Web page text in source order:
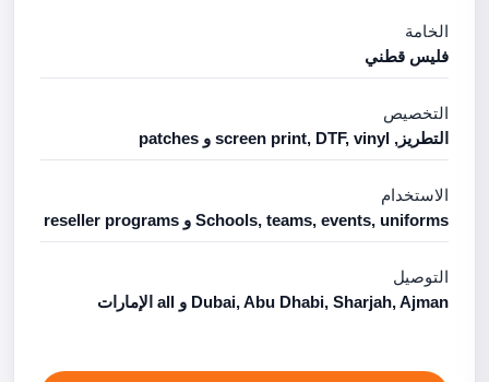
الخامة
فليس قطني
التخصيص
التطريز, screen print, DTF, vinyl و patches
الاستخدام
Schools, teams, events, uniforms و reseller programs
التوصيل
Dubai, Abu Dhabi, Sharjah, Ajman و all الإمارات